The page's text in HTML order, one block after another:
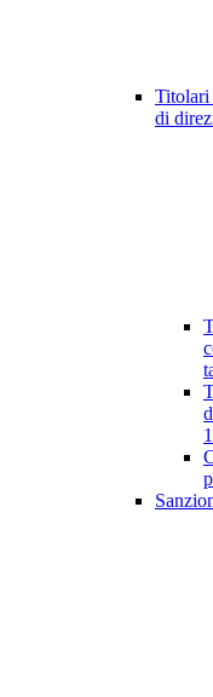
Titolari
di